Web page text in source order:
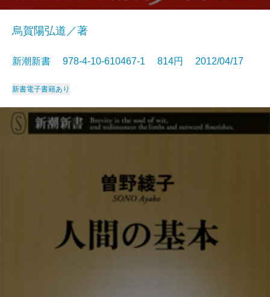
烏賀陽弘道／著
新潮新書 978-4-10-610467-1 814円 2012/04/17
新書電子書籍あり